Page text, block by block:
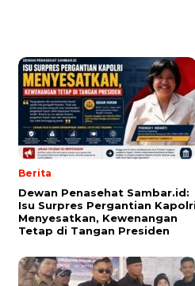
Berita
Dewan Penasehat Sambar.id:
Isu Surpres Pergantian Kapolri
Menyesatkan, Kewenangan
Tetap di Tangan Presiden